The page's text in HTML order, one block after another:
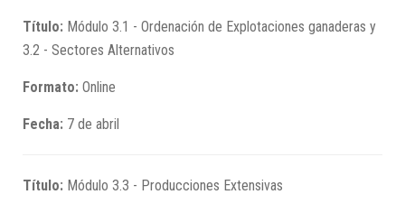
Título: Módulo 3.1 - Ordenación de Explotaciones ganaderas y
3.2 - Sectores Alternativos
Formato: Online
Fecha: 7 de abril
Título: Módulo 3.3 - Producciones Extensivas